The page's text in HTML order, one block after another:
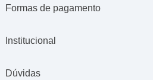
Formas de pagamento
Institucional
Dúvidas